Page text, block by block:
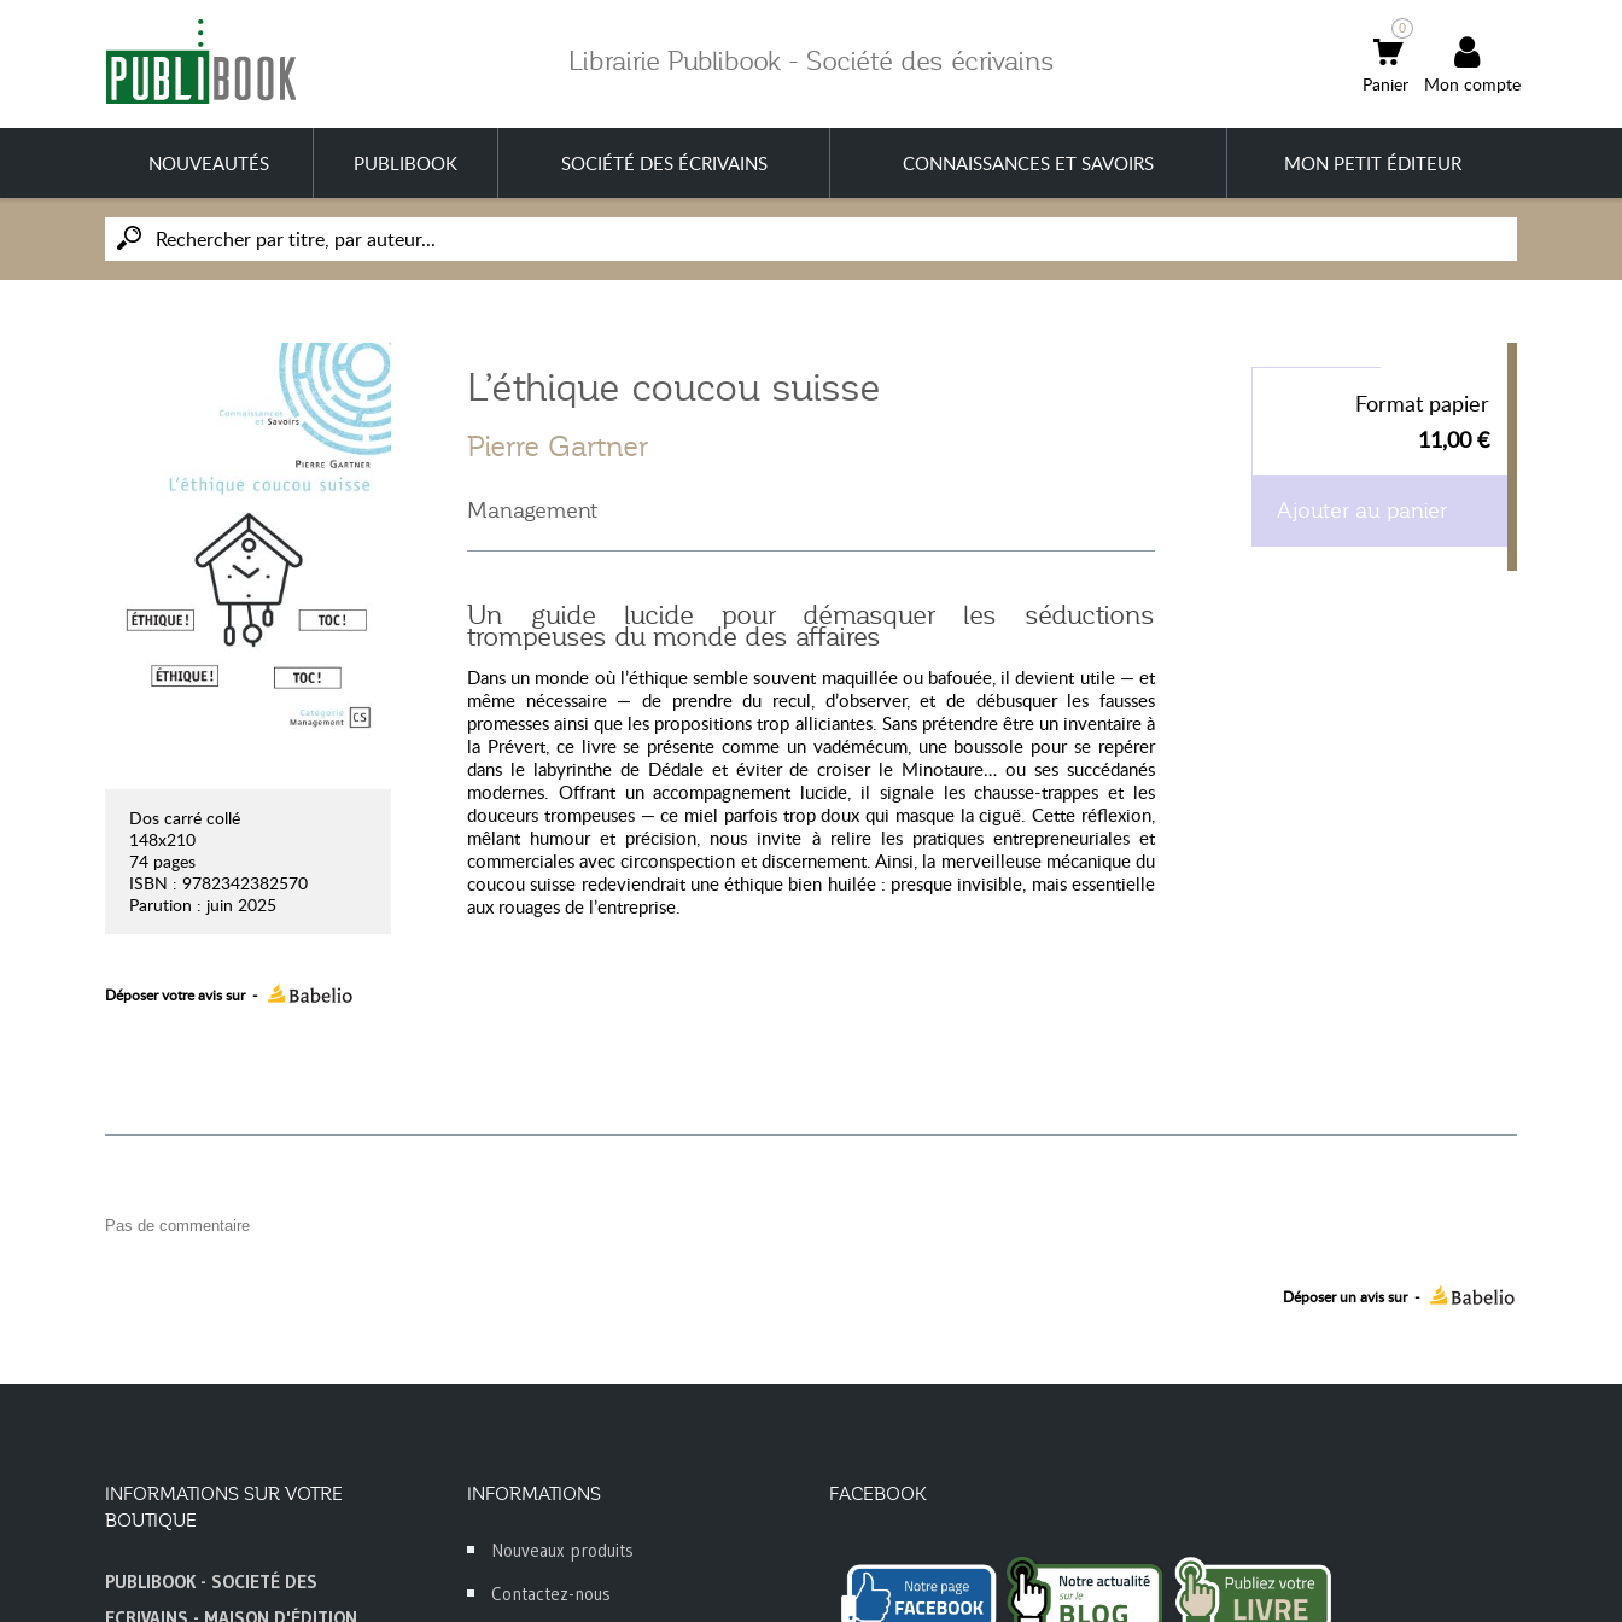
Librairie Publibook - Société des écrivains
Mon compte
0
NOUVEAUTÉS PUBLIBOOK SOCIÉTÉ DES ÉCRIVAINS CONNAISSANCES ET SAVOIRS MON PETIT ÉDITEUR
Dos carré collé
148x210
74 pages
ISBN : 9782342382570
Parution : juin 2025
Déposer votre avis sur -
L’éthique coucou suisse
Pierre Gartner
Management
Un guide lucide pour démasquer les séductions
trompeuses du monde des affaires
Dans un monde où l’éthique semble souvent maquillée ou bafouée, il devient utile — et
même nécessaire — de prendre du recul, d’observer, et de débusquer les fausses
promesses ainsi que les propositions trop alliciantes. Sans prétendre être un inventaire à
la Prévert, ce livre se présente comme un vadémécum, une boussole pour se repérer
dans le labyrinthe de Dédale et éviter de croiser le Minotaure… ou ses succédanés
modernes. Offrant un accompagnement lucide, il signale les chausse-trappes et les
douceurs trompeuses — ce miel parfois trop doux qui masque la ciguë. Cette réflexion,
mêlant humour et précision, nous invite à relire les pratiques entrepreneuriales et
commerciales avec circonspection et discernement. Ainsi, la merveilleuse mécanique du
coucou suisse redeviendrait une éthique bien huilée : presque invisible, mais essentielle
aux rouages de l’entreprise.
Format papier
11,00 €
Ajouter au panier
Pas de commentaire
Déposer un avis sur -
INFORMATIONS SUR VOTRE
BOUTIQUE
PUBLIBOOK - SOCIETÉ DES
INFORMATIONS
Nouveaux produits
Contactez-nous
FACEBOOK